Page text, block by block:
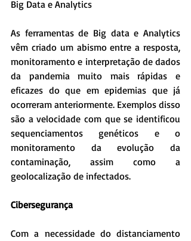
Big Data e Analytics
As ferramentas de Big data e Analytics
vêm criado um abismo entre a resposta,
monitoramento e interpretação de dados
da pandemia muito mais rápidas e
eficazes do que em epidemias que já
ocorreram anteriormente. Exemplos disso
são a velocidade com que se identificou
sequenciamentos genéticos e o
monitoramento da evolução da
contaminação, assim como a
geolocalização de infectados.
Cibersegurança
Com a necessidade do distanciamento